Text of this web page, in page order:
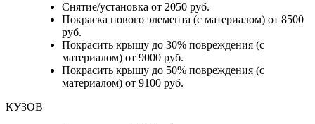
Снятие/установка от 2050 руб.
Покраска нового элемента (с материалом) от 8500
руб.
Покрасить крышу до 30% повреждения (с
материалом) от 9000 руб.
Покрасить крышу до 50% повреждения (с
материалом) от 9100 руб.
КУЗОВ